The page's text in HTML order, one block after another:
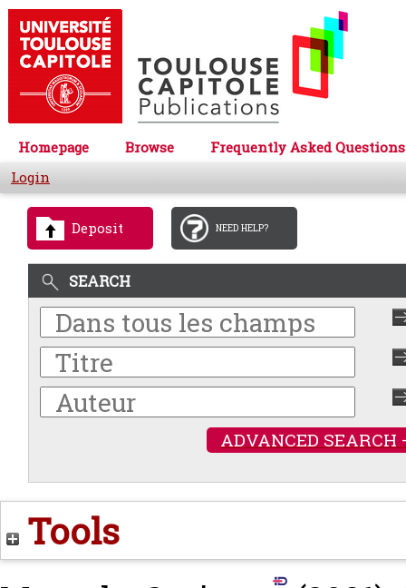
Homepage Browse
Frequently Asked Questions
Login
Deposit NEED HELP?
SEARCH
ADVANCED SEARCH
Tools